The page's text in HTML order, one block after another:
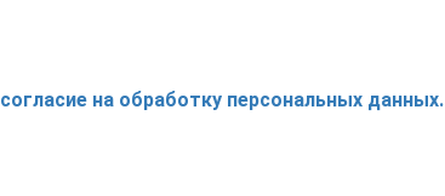
согласие на обработку персональных данных.